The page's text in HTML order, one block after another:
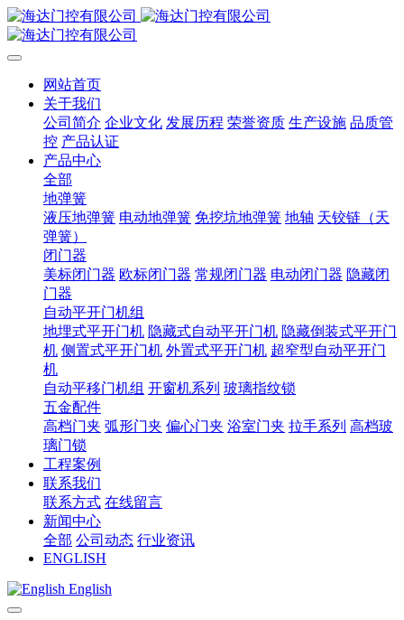
网站首页
关于我们
公司简介 企业文化 发展历程 荣誉资质 生产设施 品质管
控 产品认证
产品中心
全部
地弹簧
液压地弹簧 电动地弹簧 免挖坑地弹簧 地轴 天铰链（天
弹簧）
闭门器
美标闭门器 欧标闭门器 常规闭门器 电动闭门器 隐藏闭
门器
自动平开门机组
地埋式平开门机 隐藏式自动平开门机 隐藏倒装式平开门
机 侧置式平开门机 外置式平开门机 超窄型自动平开门
机
自动平移门机组 开窗机系列 玻璃指纹锁
五金配件
高档门夹 弧形门夹 偏心门夹 浴室门夹 拉手系列 高档玻
璃门锁
工程案例
联系我们
联系方式 在线留言
新闻中心
全部 公司动态 行业资讯
ENGLISH
English